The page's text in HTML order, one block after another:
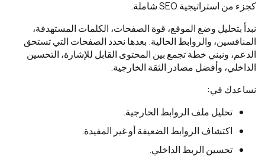
كجزء من استراتيجية SEO شاملة.
نبدأ بتحليل وضع الموقع، قوة الصفحات، الكلمات المستهدفة،
المنافسين، والروابط الحالية. بعدها نحدد الصفحات التي تستحق
الدعم، ونبني خطة تجمع بين المحتوى القابل للإشارة، التحسين
الداخلي، وأفضل مصادر الثقة الخارجية.
نساعدك في:
تحليل ملف الروابط الخارجية.
اكتشاف الروابط الضعيفة أو غير المفيدة.
تحسين الربط الداخلي.